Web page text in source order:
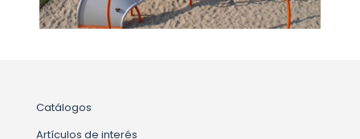
Catálogos
Artículos de interés